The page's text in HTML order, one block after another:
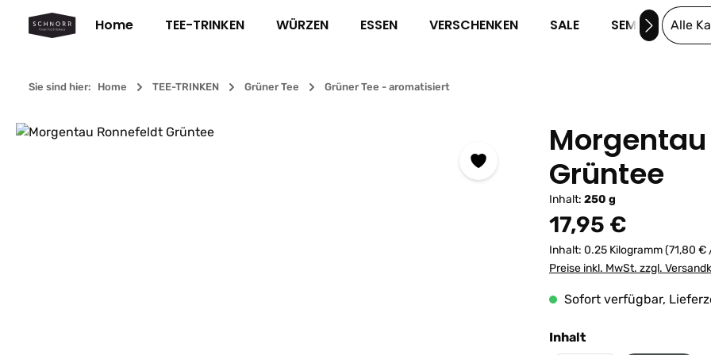
Hauptinhalt springen
Zur Suche springen
Zur Hauptnavigation springen
Home TEE-TRINKEN WÜRZEN ESSEN VERSCHENKEN SALE SEMINAREAlle
Sie sind hier: Home TEE-TRINKEN Grüner Tee Grüner Tee - aromatisiert
Bildergalerie überspringen
Grüntee
Inhalt: 250 g
Regulärer Preis:
17,95 €
Inhalt: 0.25 Kilogramm(71,80 €
Preise inkl. MwSt. zzgl.
Sofort verfügbar,
Inhaltauswählen